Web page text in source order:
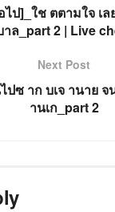
ป]_ใช ตตามใจ เ
ล_part 2 | Live
Next Post
ปซ าก บเจ านาย
านเก_part 2